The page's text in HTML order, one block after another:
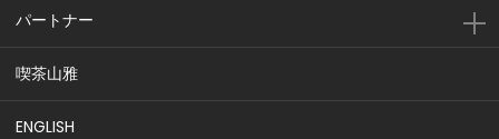
パートナー
喫茶山雅
ENGLISH